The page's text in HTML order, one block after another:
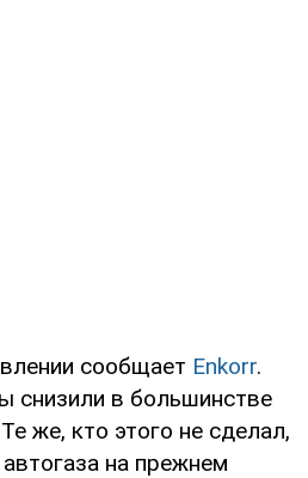
сообщает Enkorr.
снизили в большинстве
же, кто этого не сделал,
на прежнем